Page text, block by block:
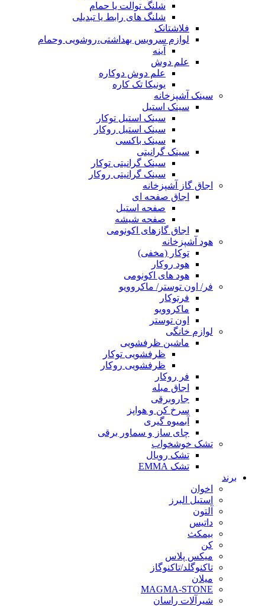
شلنگ توالت یا حمام
شلنگ های رابط یا تبدیلی
فلاشتانک
لوازم سرویس بهداشتی،روشویی وحمام
آینه
علم دوش
علم دوش دوکاره
یونیکا تک کاره
سینک آشپزخانه
سینک استیل
سینک استیل توکار
سینک استیل روکار
سینک باکسی
سینک گرانیتی
سینک گرانیتی توکار
سینک گرانیتی روکار
اجاق گاز آشپزخانه
اجاق صفحه ای
صفحه استیل
صفحه شیشه
اجاق گازهای اکونومی
هود آشپزخانه
توکار (مخفی)
هود روکار
هود های اکونومی
فر/ اون توستر/ ماکروویو
فرتوکار
ماکروویو
اون توستر
لوازم خانگی
ماشین ظرفشویی
ظرفشویی توکار
ظرفشویی روکار
فر روکار
اجاق مبله
جاروبرقی
سرخ کن و هواپز
آبمیوه گیری
چای ساز و سماور برقی
تشک خوشخواب
تشک رویال
تشک EMMA
برند
اخوان
استیل البرز
آلتون
داتیس
بیمکث
کن
میکس پلاس
تاکنوگلد/تاکنوگاز
میلان
MAGMA-STONE
شیرآلات راسان